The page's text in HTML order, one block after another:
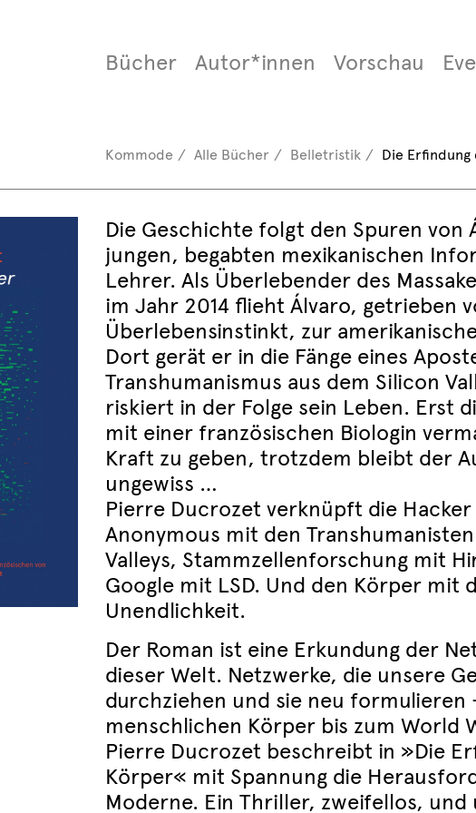
Bücher Autor*innen Vorschau
Kommode Alle Bücher Belletristik Die
Die Geschichte folgt den Spuren von
jungen, begabten mexikanischen
Lehrer. Als Überlebender des
im Jahr 2014 flieht Álvaro, getrieben
Überlebensinstinkt, zur
Dort gerät er in die Fänge eines
Transhumanismus aus dem Silicon
riskiert in der Folge sein Leben. Erst
mit einer französischen Biologin
Kraft zu geben, trotzdem bleibt der
ungewiss …
Pierre Ducrozet verknüpft die Hacker
Anonymous mit den
Valleys, Stammzellenforschung mit
Google mit LSD. Und den Körper mit
Unendlichkeit.
Der Roman ist eine Erkundung der
dieser Welt. Netzwerke, die unsere
durchziehen und sie neu formulieren
menschlichen Körper bis zum World
Pierre Ducrozet beschreibt in »Die
Körper« mit Spannung die
Moderne. Ein Thriller, zweifellos, und